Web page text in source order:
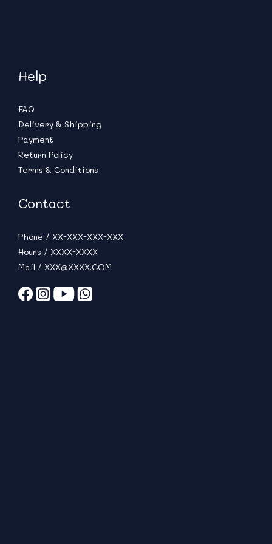
Help
FAQ
Delivery & Shipping
Payment
Return Policy
Terms & Conditions
Contact
Phone / XX-XXX-XXX-XXX
Hours / XXXX-XXXX
Mail / XXX@XXXX.COM